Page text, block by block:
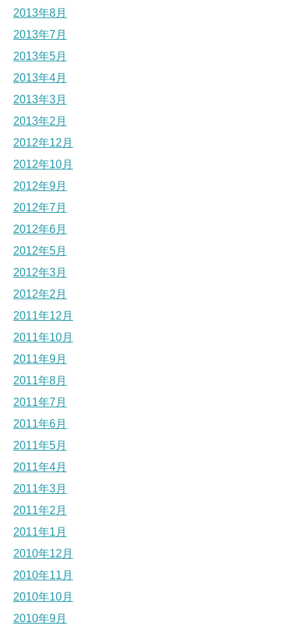
2013年8月
2013年7月
2013年5月
2013年4月
2013年3月
2013年2月
2012年12月
2012年10月
2012年9月
2012年7月
2012年6月
2012年5月
2012年3月
2012年2月
2011年12月
2011年10月
2011年9月
2011年8月
2011年7月
2011年6月
2011年5月
2011年4月
2011年3月
2011年2月
2011年1月
2010年12月
2010年11月
2010年10月
2010年9月